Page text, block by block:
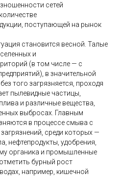
сетей
поступающей на рынок
становится весной. Талые
и
(в том числе — с
в значительной
того загрязняется, проходя
пылевидные частицы,
и различные вещества,
выбросах. Главным
в процессе смыва с
среди которых —
нефтепродукты, удобрения,
органика и промышленные
бурный рост
например, кишечной